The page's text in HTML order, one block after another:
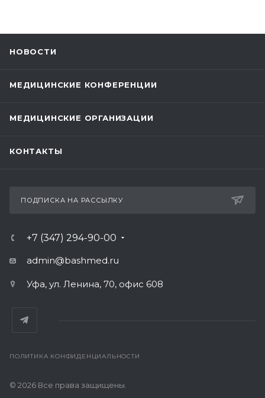
НОВОСТИ
МЕДИЦИНСКИЕ КОНФЕРЕНЦИИ
МЕДИЦИНСКИЕ ОРГАНИЗАЦИИ
КОНТАКТЫ
ПОДПИСКА НА РАССЫЛКУ
+7 (347) 294-90-00
admin@bashmed.ru
Уфа, ул. Ленина, 70, офис 608
ПОЛИТИКА КОНФИДЕНЦИАЛЬНОСТИ
© 2026 Все права защищены.